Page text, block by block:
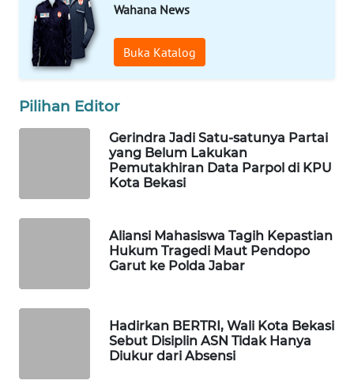
Wahana News
Buka Katalog
Pilihan Editor
Gerindra Jadi Satu-satunya Partai
yang Belum Lakukan
Pemutakhiran Data Parpol di KPU
Kota Bekasi
Aliansi Mahasiswa Tagih Kepastian
Hukum Tragedi Maut Pendopo
Garut ke Polda Jabar
Hadirkan BERTRI, Wali Kota Bekasi
Sebut Disiplin ASN Tidak Hanya
Diukur dari Absensi
WALINKI
ID
MAWAKA
PLN
WATCH
KOPEKLIN